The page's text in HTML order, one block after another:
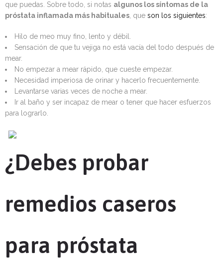
que puedas. Sobre todo, si notas algunos los síntomas de la
próstata inflamada más habituales , que son los siguientes:
Hilo de meo muy fino, lento y débil.
Sensación de que tu vejiga no está vacía del todo después de
mear.
No empezar a mear rápido, que cueste empezar.
Necesidad imperiosa de orinar y hacerlo frecuentemente.
Levantarse varias veces de noche a mear.
Ir al baño y ser incapaz de mear o tener que hacer esfuerzos
para lograrlo.
¿Debes probar
remedios caseros
para próstata